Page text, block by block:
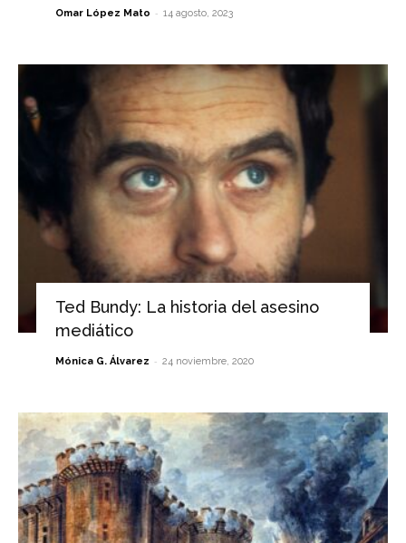
Omar López Mato - 14 agosto, 2023
Ted Bundy: La historia del asesino
mediático
Mónica G. Álvarez - 24 noviembre, 2020